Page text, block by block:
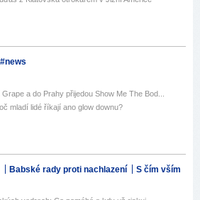
#news
a do Prahy přijedou Show Me The Bod...
mladí lidé říkají ano glow downu?
Babské rady proti nachlazení
S čím vším